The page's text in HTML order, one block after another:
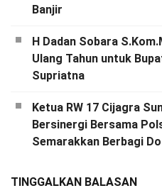
Banjir
H Dadan Sobara
Ulang Tahun untuk
Supriatna
Ketua RW 17 Cijagra
Bersinergi Bersama
Semarakkan Berbagi
TINGGALKAN BALASAN